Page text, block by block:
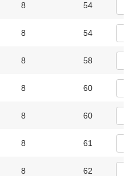
8 54
8 54
8 58
8 60
8 60
8 61
8 62